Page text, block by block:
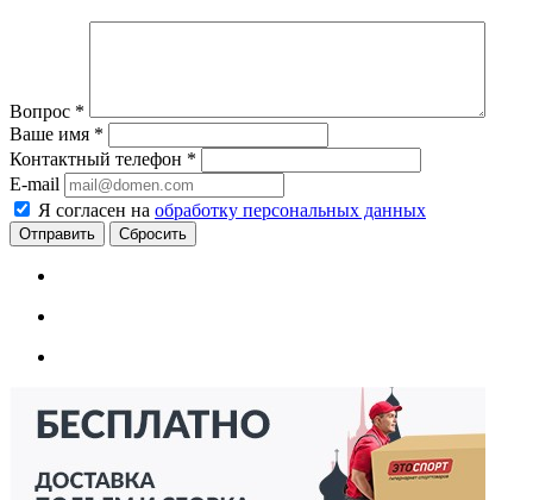
Вопрос *
Ваше имя *
Контактный телефон *
E-mail
Я согласен на обработку персональных данных
Сбросить